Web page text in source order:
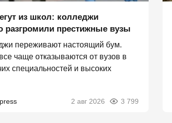
из школ: колледжи
разгромили престижные вузы
переживают настоящий бум.
чаще отказываются от вузов в
специальностей и высоких
2 авг 2026 3 799